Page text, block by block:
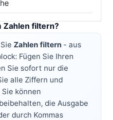
Zahlen filtern?
Zahlen filtern - aus
Fügen Sie Ihren
Sie sofort nur die
alle Ziffern und
können
die Ausgabe
durch Kommas